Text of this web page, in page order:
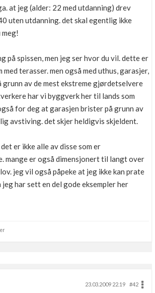
at jeg (alder: 22 med utdanning) drev
uten utdanning. det skal egentlig ikke
meg!
på spissen, men jeg ser hvor du vil. dette er
med terasser. men også med uthus, garasjer,
grunn av de mest ekstreme gjørdetselvere
har vi byggverk her til lands som
for deg at garasjen brister på grunn av
avstiving. det skjer heldigvis skjeldent.
er ikke alle av disse som er
mange er også dimensjonert til langt over
jeg vil også påpeke at jeg ikke kan prate
har sett en del gode eksempler her
23.03.2009 22.19
#42